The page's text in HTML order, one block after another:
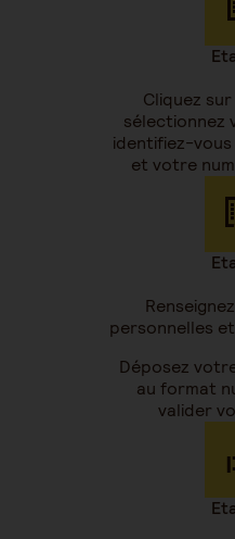
Cliquez sur
sélectionnez
identifiez-vous
et votre
personnelles
Déposez
au format
valider